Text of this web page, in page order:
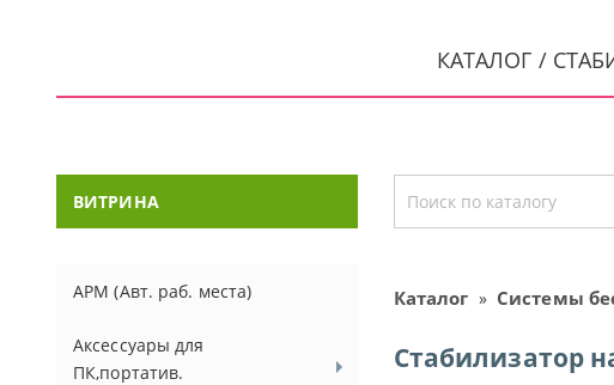
КАТАЛОГ /
ВИТРИНА
АРМ (Авт. раб. места)
Аксессуары для
ПК,портатив.
Каталог » Системы
Стабилизатор